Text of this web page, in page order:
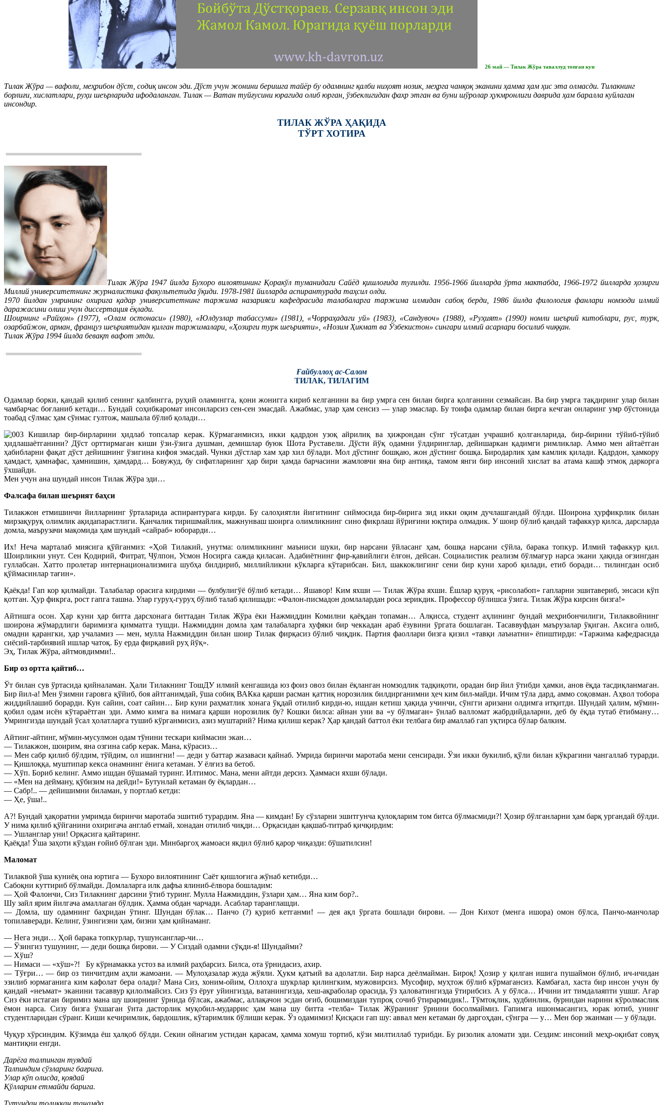
26 май — Тилак Жўра таваллуд топган кун
Тилак Жўра — вафоли, меҳрибон дўст, содиқ инсон эди. Дўст учун жонини беришга тайёр бу одамнинг қалби ниҳоят нозик, меҳрга чанқоқ эканини ҳамма ҳам ҳис эта олмасди. Тилакнинг
борлиғи, хислатлари, руҳи шеърларида ифодаланган. Тилак — Ватан туйғусини юрагида олиб юрган, ўзбеклигидан фахр этган ва буни шўролар ҳукмронлиги даврида ҳам баралла куйлаган
инсондир.
ТИЛАК ЖЎРА ҲАҚИДА
ТЎРТ ХОТИРА
Тилак Жўра 1947 йилда Бухоро вилоятининг Қоракўл туманидаги Сайёд қишлоғида туғилди. 1956-1966 йилларда ўрта мактабда, 1966-1972 йилларда ҳозирги
Миллий университетнинг журналистика факультетида ўқиди. 1978-1981 йилларда аспирантурада таҳсил олди.
1970 йилдан умрининг охирига қадар университетнинг таржима назарияси кафедрасида талабаларга таржима илмидан сабоқ берди, 1986 йилда филология фанлари номзоди илмий
даражасини олиш учун диссертация ёқлади.
Шоирнинг «Райҳон» (1977), «Олам остонаси» (1980), «Юлдузлар табассуми» (1981), «Чорраҳадаги уй» (1983), «Сандувоч» (1988), «Руҳият» (1990) номли шеърий китоблари, рус, турк,
озарбайжон, арман, француз шеъриятидан қилган таржималари, «Ҳозирги турк шеърияти», «Нозим Ҳикмат ва Ўзбекистон» сингари илмий асарлари босилиб чиққан.
Тилак Жўра 1994 йилда бевақт вафот этди.
Ғайбуллоҳ ас-Салом
ТИЛАК, ТИЛАГИМ
Одамлар борки, қандай қилиб сенинг қалбингга, руҳий оламингга, қони жонигга кириб келганини ва бир умрга сен билан бирга қолганини сезмайсан. Ва бир умрга тақдиринг улар билан
чамбарчас боғланиб кетади… Бундай соҳибкаромат инсонларсиз сен-сен эмасдай. Ажабмас, улар ҳам сенсиз — улар эмаслар. Бу тоифа одамлар билан бирга кечган онларинг умр бўстонида
тоабад сўлмас ҳам сўнмас гултож, машъала бўлиб қолади…
Кишилар бир-бирларини ҳидлаб топсалар керак. Кўрмаганмисиз, икки қадрдон узоқ айрилиқ ва ҳижрондан сўнг тўсатдан учрашиб қолганларида, бир-бирини тўйиб-тўйиб
ҳидлашаётганини? Дўст орттирмаган киши ўзи-ўзига душман, демишлар буюк Шота Руставели. Дўсти йўқ одамни ўлдиринглар, дейишаркан қадимги римликлар. Аммо мен айтаётган
ҳабибларни фақат дўст дейишнинг ўзигина кифоя эмасдай. Чунки дўстлар хам ҳар хил бўлади. Мол дўстинг бошқаю, жон дўстинг бошқа. Биродарлик ҳам камлик қилади. Қадрдон, ҳамкору
ҳамдаст, ҳамнафас, ҳамнишин, ҳамдард… Бовужуд, бу сифатларнинг ҳар бири ҳамда барчасини жамловчи яна бир антиқа, тамом янги бир инсоний хислат ва атама кашф этмоқ даркорга
ўхшайди.
Мен учун ана шундай инсон Тилак Жўра эди…
Фалсафа билан шеърият баҳси
Тилакжон етмишинчи йилларнинг ўрталарида аспирантурага кирди. Бу салоҳиятли йигитнинг сиймосида бир-бирига зид икки оқим дучлашгандай бўлди. Шоирона ҳурфикрлик билан
мирзақуруқ олимлик ақидапарастлиги. Қанчалик тиришмайлик, мажнунваш шоирга олимликнинг сино фикрлаш йўриғини юқтира олмадик. У шоир бўлиб қандай тафаккур қилса, дарсларда
домла, маърузачи мақомида ҳам шундай «сайраб» юборарди…
Их! Неча марталаб миясига қўйганмиз: «Ҳой Тилакий, унутма: олимликнинг маъниси шуки, бир нарсани ўйласанг ҳам, бошқа нарсани сўйла, барака топкур. Илмий тафаккур қил.
Шоирликни унут. Сен Қодирий, Фитрат, Чўлпон, Усмон Носирга сажда қиласан. Адабиётнинг фир-қавийлиги ёлғон, дейсан. Социалистик реализм бўлмағур нарса экани ҳақида оғзингдан
гуллабсан. Хатто пролетар интернационализмига шубҳа билдириб, миллийликни кўкларга кўтарибсан. Бил, шаккоклигинг сени бир куни хароб қилади, етиб боради… тилингдан осиб
қўймасинлар тағин».
Қаёкда! Гап кор қилмайди. Талабалар орасига кирдими — булбулигўё бўлиб кетади… Яшавор! Ким яхши — Тилак Жўра яхши. Ёшлар қуруқ «рисолабоп» гапларни эшитавериб, энсаси кўп
қотган. Ҳур фикрга, рост гапга ташна. Улар гуруҳ-гуруҳ бўлиб талаб қилишади: «Фалон-писмадон домлалардан роса зерикдик. Профессор бўлишса ўзига. Тилак Жўра кирсин бизга!»
Айтишга осон. Ҳар куни ҳар битта дарсхонага биттадан Тилак Жўра ёки Нажмиддин Комилни қаёқдан топаман… Алқисса, студент аҳлининг бундай меҳрибончилиги, Тилаквойнинг
шоирона жўмардлиги баримизга қимматга тушди. Нажмиддин домла ҳам талабаларга хуфяки бир чеккадан араб ёзувини ўргата бошлаган. Тасаввуфдан маърузалар ўқиган. Аксига олиб,
омадни қарангки, ҳар учаламиз — мен, мулла Нажмиддин билан шоир Тилак фирқасиз бўлиб чиқдик. Партия фаоллари бизга қизил «тавқи лаънатни» ёпиштирди: «Таржима кафедрасида
сиёсий-тарбиявий ишлар чатоқ. Бу ерда фирқавий руҳ йўқ».
Эҳ, Тилак Жўра, айтмовдимми!..
Бир оз ортта қайтиб…
Ўт билан сув ўртасида қийналаман. Ҳали Тилакнинг ТошДУ илмий кенгашида юз фоиз овоз билан ёқланган номзодлик тадқиқоти, орадан бир йил ўтибди ҳамки, анов ёқда тасдиқланмаган.
Бир йил-а! Мен ўзимни гаровга қўйиб, боя айтганимдай, ўша собиқ ВАКка қарши расман қаттиқ норозилик билдирганимни ҳеч ким бил-майди. Ичим тўла дард, аммо соқовман. Аҳвол тобора
жиддийлашиб борарди. Кун сайин, соат сайин… Бир куни раҳматлик хонага ўқдай отилиб кирди-ю, ишдан кетиш ҳақида учинчи, сўнгги аризани олдимга итқитди. Шундай ҳалим, мўмин-
қобил одам исён кўтараётган эди. Аммо кимга ва нимага қарши норозилик бу? Кошки билса: айнан уни ва «у бўлмаган» ўнлаб валломат жабрдийдаларни, деб бу ёқда тутаб ётибману…
Умрингизда шундай ўсал ҳолатларга тушиб кўрганмисиз, азиз муштарий? Нима қилиш керак? Ҳар қандай баттол ёки телбага бир амаллаб гап уқтирса бўлар балким.
Айтинг-айтинг, мўмин-мусулмон одам тўнини тескари киймасин экан…
— Тилакжон, шоирим, яна озгина сабр керак. Мана, кўрасиз…
— Мен сабр қилиб бўлдим, тўйдим, ол ишингни! — деди у баттар жазаваси қайнаб. Умрида биринчи маротаба мени сенсиради. Ўзи икки букилиб, қўли билан кўкрагини чангаллаб турарди.
— Қишлоққа, муштипар кекса онамнинг ёнига кетаман. У ёлғиз ва бетоб.
— Хўп. Бориб келинг. Аммо ишдан бўшамай туринг. Илтимос. Мана, мени айтди дерсиз. Ҳаммаси яхши бўлади.
— «Мен на дейману, қўбизим на дейди!» Бутунлай кетаман бу ёқлардан…
— Сабр!.. — дейишимни биламан, у портлаб кетди:
— Ҳе, ўша!..
А?! Бундай ҳақоратни умримда биринчи маротаба эшитиб турардим. Яна — кимдан! Бу сўзларни эшитгунча қулоқларим том битса бўлмасмиди?! Ҳозир бўлганларни ҳам барқ ургандай бўлди.
У нима қилиб қўйганини охиригача англаб етмай, хонадан отилиб чиқди… Орқасидан қақшаб-титраб қичқирдим:
— Ушланглар уни! Орқасига қайтаринг.
Қаёқда! Ўша заҳоти кўздан ғойиб бўлган эди. Минбаргоҳ жамоаси якдил бўлиб қарор чиқазди: бўшатилсин!
Маломат
Тилаквой ўша куниёқ она юртига — Бухоро вилоятининг Саёт қишлоғига жўнаб кетибди…
Сабоқни куттириб бўлмайди. Домлаларга илк дафъа ялиниб-ёлвора бошладим:
— Ҳой Фалончи, Сиз Тилакнинг дарсини ўтиб туринг. Мулла Нажмиддин, ўзлари ҳам… Яна ким бор?..
Шу зайл ярим йилгача амаллаган бўлдик. Ҳамма обдан чарчади. Асаблар таранглашди.
— Домла, шу одамнинг баҳридан ўтинг. Шундан бўлак… Панчо (?) қуриб кетганми! — дея ақл ўргата бошлади бирови. — Дон Кихот (менга ишора) омон бўлса, Панчо-манчолар
топилаверади. Келинг, ўзингизни ҳам, бизни ҳам қийнаманг.
— Нега энди… Ҳой барака топкурлар, тушунсанглар-чи…
— Ўзингиз тушунинг, — деди бошқа бирови. — У Сиздай одамни сўқди-я! Шундайми?
— Хўш?
— Нимаси — «хўш»?! Бу кўрнамакка устоз ва илмий раҳбарсиз. Билса, ота ўрнидасиз, ахир.
— Тўғри… — бир оз тинчитдим аҳли жамоани. — Мулоҳазалар жуда жўяли. Ҳукм қатъий ва адолатли. Бир нарса деёлмайман. Бироқ! Ҳозир у қилган ишига пушаймон бўлиб, ич-ичидан
эзилиб юрмаганига ким кафолат бера олади? Мана Сиз, хоним-ойим, Оллоҳга шукрлар қилингким, мужовирсиз. Мусофир, муҳтож бўлиб кўрмагансиз. Камбағал, хаста бир инсон учун бу
қандай «неъмат» эканини тасаввур қилолмайсиз. Сиз ўз ёруғ уйингизда, ватанингизда, хеш-ақраболар орасида, ўз ҳаловатингизда ўтирибсиз. А у бўлса… Ичини ит тимдалаяпти ушшг. Агар
Сиз ёки истаган биримиз мана шу шоирнинг ўрнида бўлсак, ажабмас, аллақачон эсдан оғиб, бошимиздан тупроқ сочиб ўтирармидик!.. Тўмтоқлик, худбинлик, бурнидан нарини кўролмаслик
ёмон нарса. Сизу бизга ўхшаган ўнта дасторлик муқобил-мударрис ҳам мана шу битта «телба» Тилак Жўранинг ўрнини босолмаймиз. Гапимга ишонмасангиз, юрак ютиб, унинг
студентларидан сўранг. Киши кечиримлик, бардошлик, кўтаримлик бўлиши керак. Ўз одамимиз! Қисқаси гап шу: аввал мен кетаман бу даргоҳдан, сўнгра — у… Мен бор эканман — у бўлади.
Чуқур хўрсиндим. Кўзимда ёш ҳалқоб бўлди. Секин ойнагим устидан қарасам, ҳамма хомуш тортиб, кўзи милтиллаб турибди. Бу ризолик аломати эди. Сездим: инсоний меҳр-оқибат совуқ
мантиқни енгди.
Дарёга талпинган туядай
Талпиндим сўзларинг бағрига.
Улар кўп олисда, қоядай
Қўлларим етмайди барига.